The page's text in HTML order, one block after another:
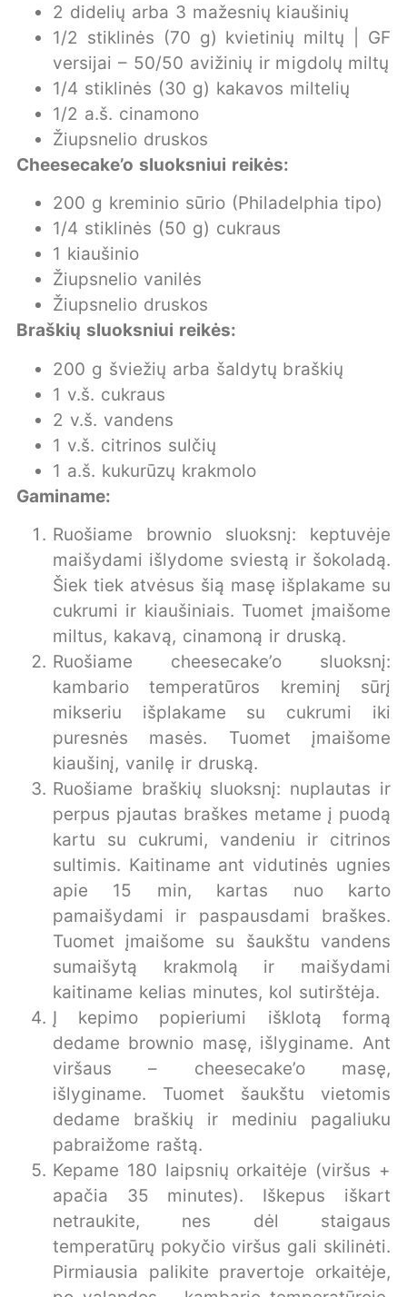
2 didelių arba 3 mažesnių kiaušinių
1/2 stiklinės (70 g) kvietinių miltų | GF
versijai – 50/50 avižinių ir migdolų miltų
1/4 stiklinės (30 g) kakavos miltelių
1/2 a.š. cinamono
Žiupsnelio druskos
Cheesecake’o sluoksniui reikės:
200 g kreminio sūrio (Philadelphia tipo)
1/4 stiklinės (50 g) cukraus
1 kiaušinio
Žiupsnelio vanilės
Žiupsnelio druskos
Braškių sluoksniui reikės:
200 g šviežių arba šaldytų braškių
1 v.š. cukraus
2 v.š. vandens
1 v.š. citrinos sulčių
1 a.š. kukurūzų krakmolo
Gaminame:
Ruošiame brownio sluoksnį: keptuvėje
maišydami išlydome sviestą ir šokoladą.
Šiek tiek atvėsus šią masę išplakame su
cukrumi ir kiaušiniais. Tuomet įmaišome
miltus, kakavą, cinamoną ir druską.
Ruošiame cheesecake’o sluoksnį:
kambario temperatūros kreminį sūrį
mikseriu išplakame su cukrumi iki
puresnės masės. Tuomet įmaišome
kiaušinį, vanilę ir druską.
Ruošiame braškių sluoksnį: nuplautas ir
perpus pjautas braškes metame į puodą
kartu su cukrumi, vandeniu ir citrinos
sultimis. Kaitiname ant vidutinės ugnies
apie 15 min, kartas nuo karto
pamaišydami ir paspausdami braškes.
Tuomet įmaišome su šaukštu vandens
sumaišytą krakmolą ir maišydami
kaitiname kelias minutes, kol sutirštėja.
Į kepimo popieriumi išklotą formą
dedame brownio masę, išlyginame. Ant
viršaus – cheesecake’o masę,
išlyginame. Tuomet šaukštu vietomis
dedame braškių ir mediniu pagaliuku
pabraižome raštą.
Kepame 180 laipsnių orkaitėje (viršus +
apačia 35 minutes). Iškepus iškart
netraukite, nes dėl staigaus
temperatūrų pokyčio viršus gali skilinėti.
Pirmiausia palikite pravertoje orkaitėje,